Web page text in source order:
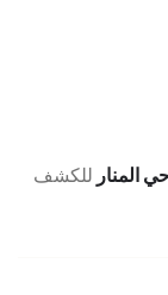
المنار للكشف